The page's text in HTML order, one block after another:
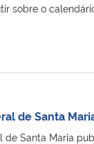
sobre o
de Santa
Santa Maria